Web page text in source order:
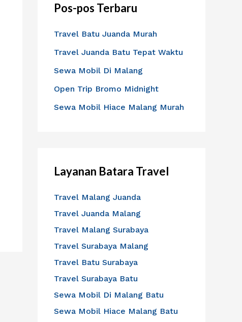
u
t
u
k
:
Pos-pos Terbaru
Travel Batu Juanda Murah
Travel Juanda Batu Tepat Waktu
Sewa Mobil Di Malang
Open Trip Bromo Midnight
Sewa Mobil Hiace Malang Murah
Layanan Batara Travel
Travel Malang Juanda
Travel Juanda Malang
Travel Malang Surabaya
Travel Surabaya Malang
Travel Batu Surabaya
Travel Surabaya Batu
Sewa Mobil Di Malang Batu
Sewa Mobil Hiace Malang Batu